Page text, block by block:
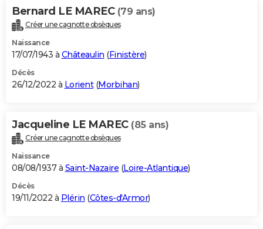
Bernard LE MAREC (79 ans)
Créer une cagnotte obsèques
Naissance
17/07/1943 à Châteaulin (Finistère)
Décès
26/12/2022 à Lorient(Morbihan)
Jacqueline LE MAREC (85 ans)
Créer une cagnotte obsèques
Naissance
08/08/1937 à Saint-Nazaire (Loire-Atlantique)
Décès
19/11/2022 à Plérin (Côtes-d'Armor)